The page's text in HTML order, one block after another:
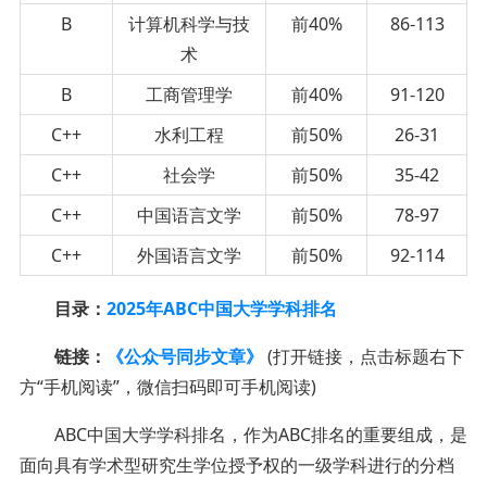
B
计算机科学与技
术
前40% 86-113
B 工商管理学 前40%
91-120
C++
水利工程 前50%
26-31
C++
社会学 前50%
35-42
C++
中国语言文学 前50%
78-97
C++
外国语言文学 前50% 92-114
目录： 2025年ABC中国大学学科排名
链接：
《公众号同步文章》 (打开链接，点击标题右下
方“手机阅读”，微信扫码即可手机阅读)
ABC中国大学学科排名，作为ABC排名的重要组成，是
面向具有学术型研究生学位授予权的一级学科进行的分档